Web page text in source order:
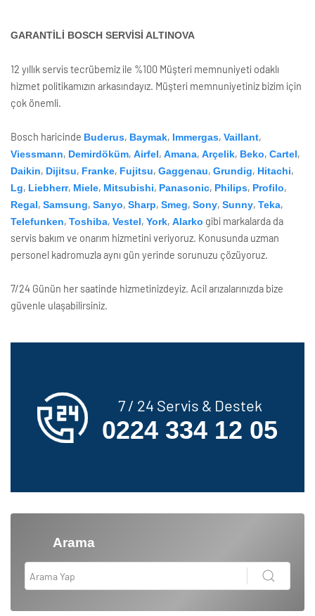
GARANTİLİ BOSCH SERVİSİ ALTINOVA
12 yıllık servis tecrübemiz ile %100 Müşteri memnuniyeti odaklı
hizmet politikamızın arkasındayız. Müşteri memnuniyetiniz bizim için
çok önemli.
Bosch haricinde Buderus, Baymak, Immergas, Vaillant,
Viessmann, Demirdöküm, Airfel, Amana, Arçelik, Beko, Cartel,
Daikin, Dijitsu, Franke, Fujitsu, Gaggenau, Grundig, Hitachi,
Lg, Liebherr, Miele, Mitsubishi, Panasonic, Philips, Profilo,
Regal, Samsung, Sanyo, Sharp, Smeg, Sony, Sunny, Teka,
Telefunken, Toshiba, Vestel, York, Alarko gibi markalarda da
servis bakım ve onarım hizmetini veriyoruz. Konusunda uzman
personel kadromuzla aynı gün yerinde sorunuzu çözüyoruz.
7/24 Günün her saatinde hizmetinizdeyiz. Acil arızalarınızda bize
güvenle ulaşabilirsiniz.
7 / 24 Servis & Destek
0224 334 12 05
Arama